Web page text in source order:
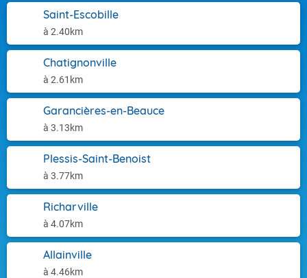
Saint-Escobille
à 2.40km
Chatignonville
à 2.61km
Garancières-en-Beauce
à 3.13km
Plessis-Saint-Benoist
à 3.77km
Richarville
à 4.07km
Allainville
à 4.46km